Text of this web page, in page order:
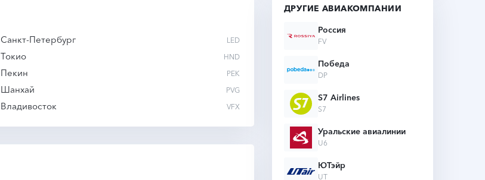
Санкт-Петербург LED
Токио HND
Пекин PEK
Шанхай PVG
Владивосток VFX
ДРУГИЕ АВИАКОМПАНИИ
Россия
FV
Победа
DP
S7 Airlines
S7
Уральские авиалинии
U6
ЮТэйр
UT